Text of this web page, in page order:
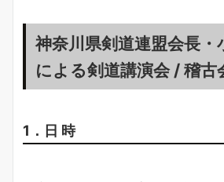
神奈川県剣道連盟会長・
による剣道講演会 / 稽古
1．日 時